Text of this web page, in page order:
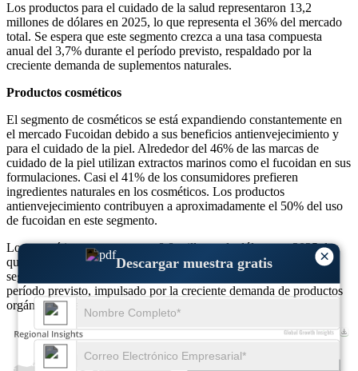
×
Descargar muestra gratis
Los productos para el cuidado de la salud representaron 13,2
millones de dólares en 2025, lo que representa el 36% del mercado
total. Se espera que este segmento crezca a una tasa compuesta
anual del 3,7% durante el período previsto, respaldado por la
creciente demanda de suplementos naturales.
Productos cosméticos
El segmento de cosméticos se está expandiendo constantemente en
el mercado Fucoidan debido a sus beneficios antienvejecimiento y
para el cuidado de la piel. Alrededor del 46% de las marcas de
cuidado de la piel utilizan extractos marinos como el fucoidan en sus
formulaciones. Casi el 41% de los consumidores prefieren
ingredientes naturales en los cosméticos. Los productos
antienvejecimiento contribuyen a aproximadamente el 50% del uso
de fucoidan en este segmento.
Los cosméticos representaron 8,8 millones de dólares en 2025, lo
que representa el 24% del mercado total. Se espera que este
segmento crezca a una tasa compuesta anual del 3,2% durante el
período previsto, impulsado por la creciente demanda de productos
orgánicos para el cuidado de la piel.